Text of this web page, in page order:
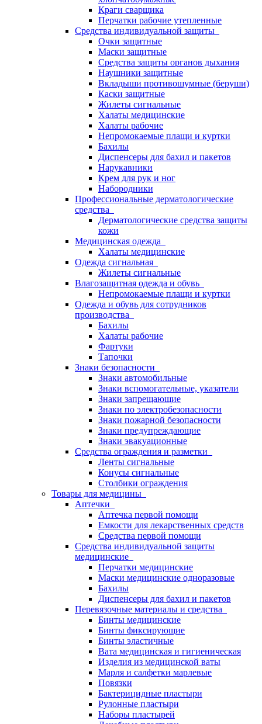
Краги сварщика
Перчатки рабочие утепленные
Средства индивидуальной защиты
Очки защитные
Маски защитные
Средства защиты органов дыхания
Наушники защитные
Вкладыши противошумные (беруши)
Каски защитные
Жилеты сигнальные
Халаты медицинские
Халаты рабочие
Непромокаемые плащи и куртки
Бахилы
Диспенсеры для бахил и пакетов
Нарукавники
Крем для рук и ног
Набородники
Профессиональные дерматологические
средства
Дерматологические средства защиты
кожи
Медицинская одежда
Халаты медицинские
Одежда сигнальная
Жилеты сигнальные
Влагозащитная одежда и обувь
Непромокаемые плащи и куртки
Одежда и обувь для сотрудников
производства
Бахилы
Халаты рабочие
Фартуки
Тапочки
Знаки безопасности
Знаки автомобильные
Знаки вспомогательные, указатели
Знаки запрещающие
Знаки по электробезопасности
Знаки пожарной безопасности
Знаки предупреждающие
Знаки эвакуационные
Средства ограждения и разметки
Ленты сигнальные
Конусы сигнальные
Столбики ограждения
Товары для медицины
Аптечки
Аптечка первой помощи
Емкости для лекарственных средств
Средства первой помощи
Средства индивидуальной защиты
медицинские
Перчатки медицинские
Маски медицинские одноразовые
Бахилы
Диспенсеры для бахил и пакетов
Перевязочные материалы и средства
Бинты медицинские
Бинты фиксирующие
Бинты эластичные
Вата медицинская и гигиеническая
Изделия из медицинской ваты
Марля и салфетки марлевые
Повязки
Бактерицидные пластыри
Рулонные пластыри
Наборы пластырей